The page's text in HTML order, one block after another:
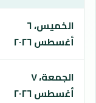
الخميس، ٦
أغسطس ٢٠٢٦
الجمعة، ٧
أغسطس ٢٠٢٦